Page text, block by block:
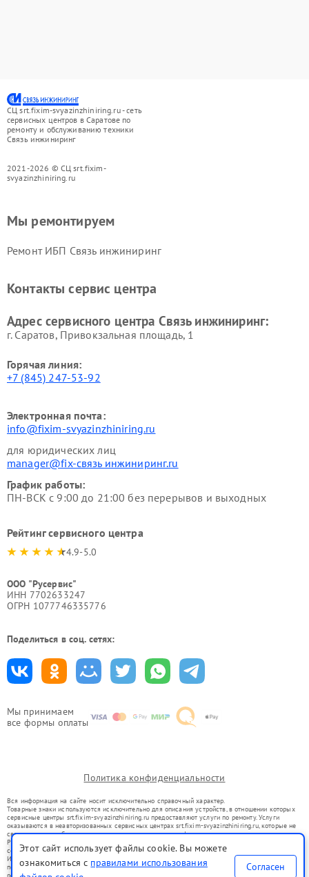
СЦ srt.fixim-svyazinzhiniring.ru - сеть
сервисных центров в Саратове по
ремонту и обслуживанию техники
Связь инжиниринг
2021-2026 © СЦ srt.fixim-
svyazinzhiniring.ru
Мы принимаем
все формы оплаты
Мы ремонтируем
Ремонт ИБП Связь инжиниринг
Контакты сервис центра
Адрес сервисного центра Связь инжиниринг:
г. Саратов, Привокзальная площадь, 1
Горячая линия:
+7 (845) 247-53-92
Электронная почта:
info@fixim-svyazinzhiniring.ru
для юридических лиц
manager@fix-связь инжиниринг.ru
График работы:
ПН-ВСК с 9:00 до 21:00 без перерывов и выходных
Рейтинг сервисного центра
4.9-5.0
ООО "Русервис"
ИНН 7702633247
ОГРН 1077746335776
Поделиться в соц. сетях:
Политика конфиденциальности
Вся информация на сайте носит исключительно справочный характер.
Товарные знаки используются исключительно для описания устройств, в отношении которых
сервисные центры srt.fixim-svyazinzhiniring.ru предоставляют услуги по ремонту. Услуги
оказываются в неавторизованных сервисных центрах srt.fixim-svyazinzhiniring.ru, которые не
связаны с правообладателями товарных знаков или их официальными представителями.
Ремонт осуществляется для устройств, уже введенных в гражданский оборот в соответствии
со статьей 1487 ГК РФ.
Использование товарных знаков не преследует цели индивидуализации услуг или введения
потребителей в заблуждение, а служит для информирования о предоставляемых услугах по
ремонту техники указанных брендов.
Этот сайт использует файлы cookie. Вы можете
ознакомиться с правилами использования
Согласен